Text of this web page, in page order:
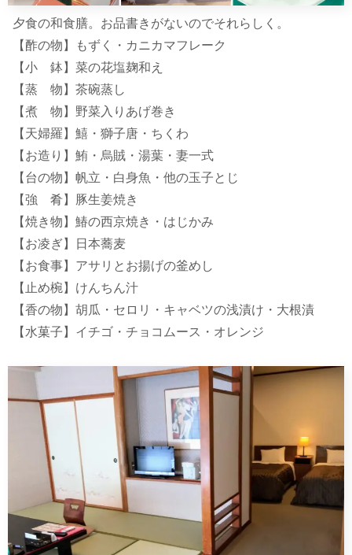
夕食の和食膳。お品書きがないのでそれらしく。
【酢の物】もずく・カニカマフレーク
【小 鉢】菜の花塩麹和え
【蒸 物】茶碗蒸し
【煮 物】野菜入りあげ巻き
【天婦羅】鱚・獅子唐・ちくわ
【お造り】鮪・烏賊・湯葉・妻一式
【台の物】帆立・白身魚・他の玉子とじ
【強 肴】豚生姜焼き
【焼き物】鰆の西京焼き・はじかみ
【お凌ぎ】日本蕎麦
【お食事】アサリとお揚げの釜めし
【止め椀】けんちん汁
【香の物】胡瓜・セロリ・キャベツの浅漬け・大根漬
【水菓子】イチゴ・チョコムース・オレンジ